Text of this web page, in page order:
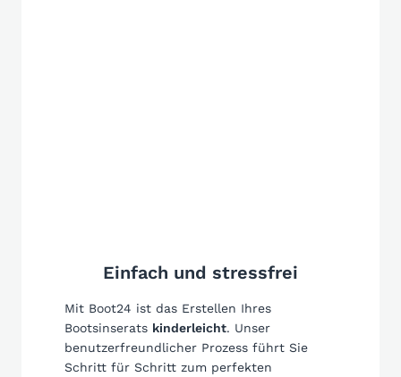
Einfach und stressfrei
Mit Boot24 ist das Erstellen Ihres
Bootsinserats kinderleicht. Unser
benutzerfreundlicher Prozess führt Sie
Schritt für Schritt zum perfekten